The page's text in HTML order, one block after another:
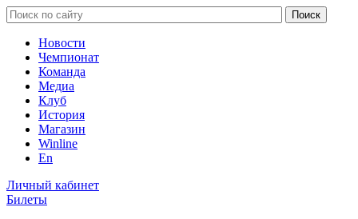
Новости
Чемпионат
Команда
Медиа
Клуб
История
Магазин
Winline
En
Личный кабинет
Билеты